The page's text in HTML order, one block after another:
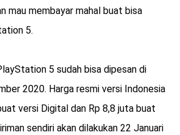
mau membayar mahal buat bisa
5.
5 sudah bisa dipesan di
2020. Harga resmi versi Indonesia
versi Digital dan Rp 8,8 juta buat
sendiri akan dilakukan 22 Januari